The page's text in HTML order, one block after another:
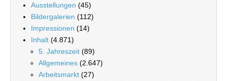
Ausstellungen (45)
Bildergalerien (112)
Impressionen (14)
Inhalt (4.871)
5. Jahreszeit (89)
Allgemeines (2.647)
Arbeitsmarkt (27)